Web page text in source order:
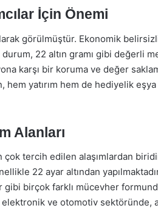
İçin Önemi
görülmüştür. Ekonomik
22 altın gramı gibi değerli
karşı bir koruma ve değer
hem yatırım hem de hediyelik
Alanları
çok tercih edilen alaşımlardan
22 ayar altından
birçok farklı mücevher
elektronik ve otomotiv sektöründe,